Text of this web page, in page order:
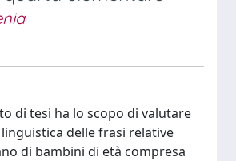
di tesi ha lo scopo di valutare
delle frasi relative
di bambini di età compresa